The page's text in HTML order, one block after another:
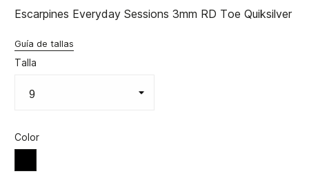
Escarpines Everyday Sessions 3mm RD Toe Quiksilver
Guía de tallas
Talla
Color